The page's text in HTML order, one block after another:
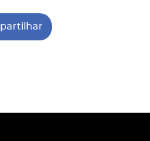
partilhar